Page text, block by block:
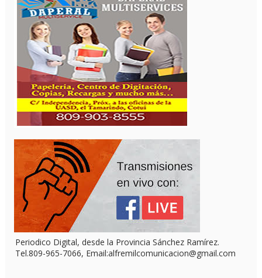
Periodico Digital, desde la Provincia Sánchez Ramírez.
Tel.809-965-7066, Email:alfremilcomunicacion@gmail.com